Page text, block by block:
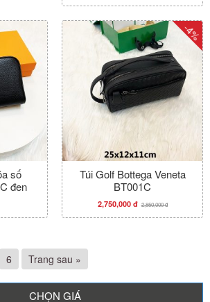
số
đen
Túi Golf Bottega Veneta
BT001C
2,750,000 đ 2,850,000 đ
-4%
6 Trang sau »
CHỌN GIÁ